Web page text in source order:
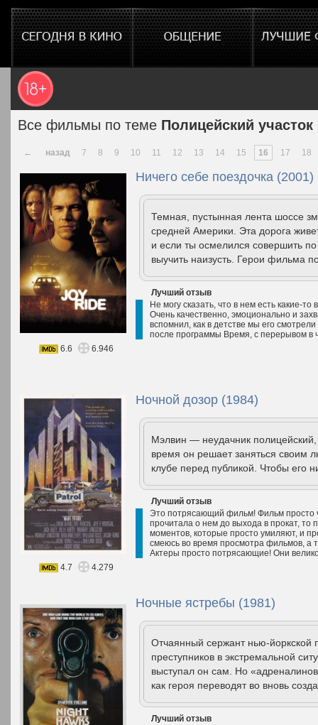
Все фильмы по теме Полицейский участок
← назад 7 8 9 10 11 12 13 14 15 16 17 18
Ничего себе поездочка (2001)
Темная, пустынная лента шоссе
средней Америки. Эта дорога
и если ты осмелился совершить
выучить наизусть. Герои фильма
Лучший отзыв
Не могу сказать, что в нем есть какие-
Очень качественно, эмоционально и
вспомнил, как в детстве мы его
после программы Время, с перерывом в
6.6
6.946
Ночной дозор (1984)
Мэлвин — неудачник
время он решает заняться
клубе перед публикой. Чтобы его
Лучший отзыв
Это потрясающий фильм! Фильм просто
прочитала о нем до выхода в прокат,
моментов, которые просто умиляют, и
смеюсь во время просмотра фильмов, а
Актеры просто потрясающие! Они
4.7
4.279
Ночные ястребы (1981)
Отчаянный сержант нью-йоркской
преступников в экстремальной
выступал он сам. Но
как героя переводят во вновь
Лучший отзыв